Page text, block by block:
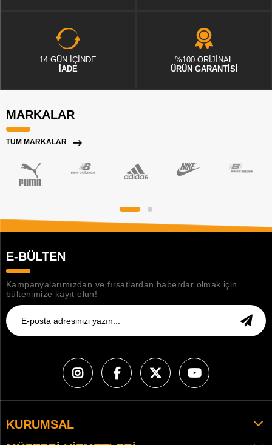
14 GÜN İÇİNDE
İADE
%100 ORİJİNAL
ÜRÜN GARANTİSİ
MARKALAR
TÜM MARKALAR
E-BÜLTEN
Kampanyalarımızdan ve fırsatlardan haberdar olmak için
bültenimize kayıt olun!
KURUMSAL